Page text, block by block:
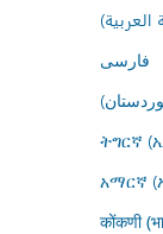
فارسى
ትግርኛ
አማርኛ
कोंकणी